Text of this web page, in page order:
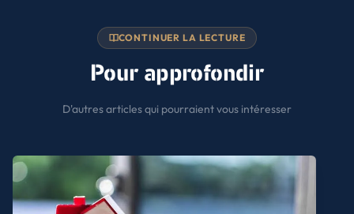
CONTINUER LA LECTURE
Pour approfondir
D'autres articles qui pourraient vous intéresser